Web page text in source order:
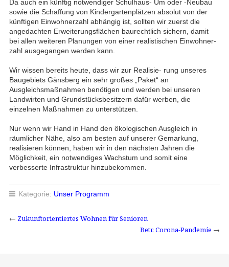
Da auch ein künftig notwendiger Schulhaus- Um oder -Neubau
sowie die Schaffung von Kindergartenplätzen absolut von der
künftigen Einwohnerzahl abhängig ist, sollten wir zuerst die
angedachten Erweiterungsflächen baurechtlich sichern, damit
bei allen weiteren Planungen von einer realistischen Einwohner-
zahl ausgegangen werden kann.
Wir wissen bereits heute, dass wir zur Realisie- rung unseres
Baugebiets Gänsberg ein sehr großes „Paket“ an
Ausgleichsmaßnahmen benötigen und werden bei unseren
Landwirten und Grundstücksbesitzern dafür werben, die
einzelnen Maßnahmen zu unterstützen.
Nur wenn wir Hand in Hand den ökologischen Ausgleich in
räumlicher Nähe, also am besten auf unserer Gemarkung,
realisieren können, haben wir in den nächsten Jahren die
Möglichkeit, ein notwendiges Wachstum und somit eine
verbesserte Infrastruktur hinzubekommen.
Kategorie: Unser Programm
← Zukunftorientiertes Wohnen für Senioren
Betr. Corona-Pandemie →